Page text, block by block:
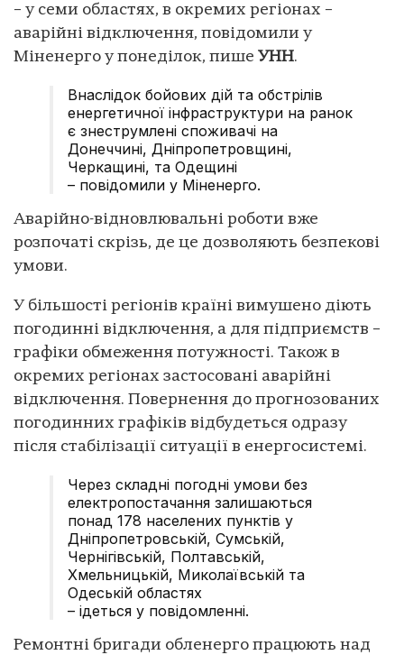
– у семи областях, в окремих регіонах –
аварійні відключення, повідомили у
Міненерго у понеділок, пише УНН.
Внаслідок бойових дій та обстрілів
енергетичної інфраструктури на ранок
є знеструмлені споживачі на
Донеччині, Дніпропетровщині,
Черкащині, та Одещині
– повідомили у Міненерго.
Аварійно-відновлювальні роботи вже
розпочаті скрізь, де це дозволяють безпекові
умови.
У більшості регіонів країні вимушено діють
погодинні відключення, а для підприємств –
графіки обмеження потужності. Також в
окремих регіонах застосовані аварійні
відключення. Повернення до прогнозованих
погодинних графіків відбудеться одразу
після стабілізації ситуації в енергосистемі.
Через складні погодні умови без
електропостачання залишаються
понад 178 населених пунктів у
Дніпропетровській, Сумській,
Чернігівській, Полтавській,
Хмельницькій, Миколаївській та
Одеській областях
– ідеться у повідомленні.
Ремонтні бригади обленерго працюють над